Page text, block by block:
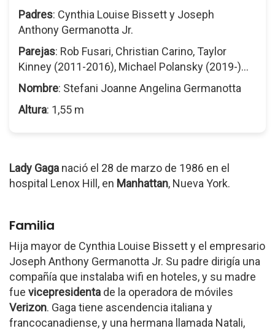
Padres: Cynthia Louise Bissett y Joseph
Anthony Germanotta Jr.
Parejas: Rob Fusari, Christian Carino, Taylor
Kinney (2011-2016), Michael Polansky (2019-)...
Nombre: Stefani Joanne Angelina Germanotta
Altura: 1,55 m
Lady Gaga nació el 28 de marzo de 1986 en el
hospital Lenox Hill, en Manhattan, Nueva York.
Familia
Hija mayor de Cynthia Louise Bissett y el empresario
Joseph Anthony Germanotta Jr. Su padre dirigía una
compañía que instalaba wifi en hoteles, y su madre
fue vicepresidenta de la operadora de móviles
Verizon. Gaga tiene ascendencia italiana y
francocanadiense, y una hermana llamada Natali,